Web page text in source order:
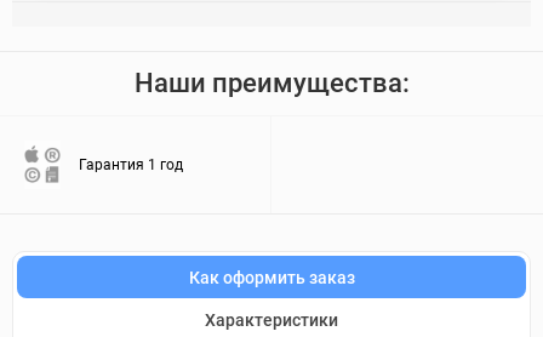
Наши преимущества:
Гарантия 1 год
Как оформить заказ
Характеристики